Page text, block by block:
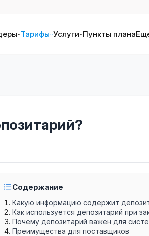
Тарифы Услуги Пункты плана
Содержание
Какую информацию содержит
Как используется депозитарий при
Почему депозитарий важен для
Преимущества для поставщиков